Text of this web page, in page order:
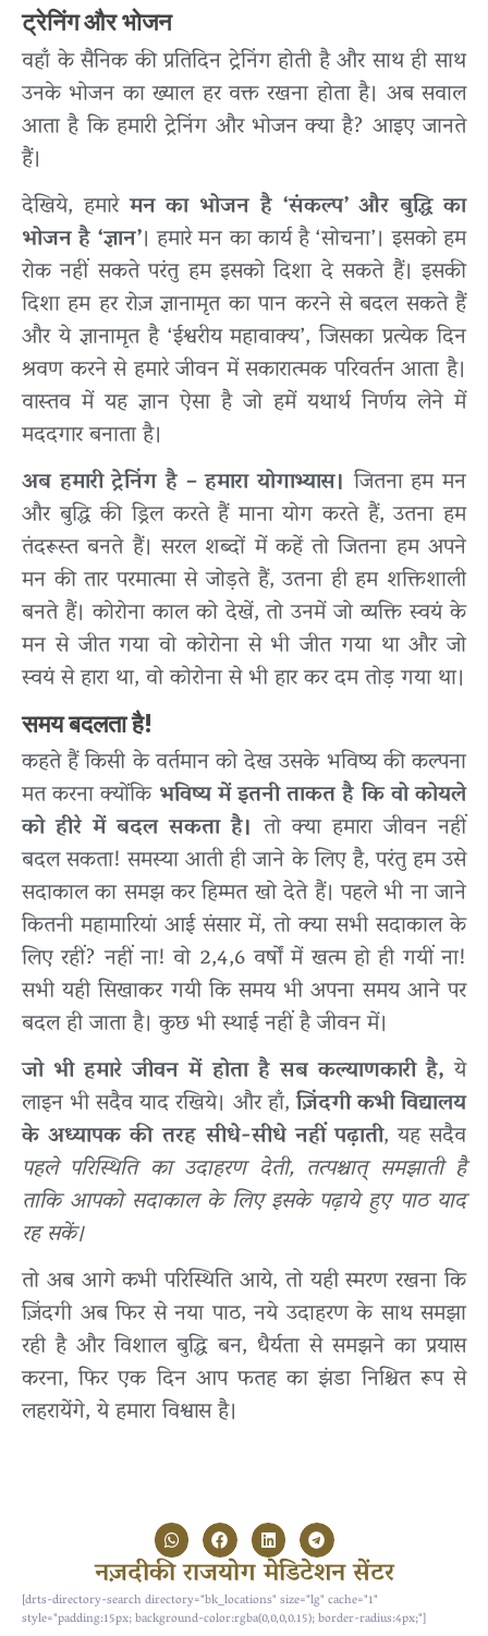
ट्रेनिंग और भोजन
वहाँ के सैनिक की प्रतिदिन ट्रेनिंग होती है और साथ ही साथ
उनके भोजन का ख्याल हर वक्त रखना होता है। अब सवाल
आता है कि हमारी ट्रेनिंग और भोजन क्या है? आइए जानते
हैं।
देखिये, हमारेमन का भोजन है ‘संकल्प’ और बुद्धि का
भोजन है ‘ज्ञान’। हमारे मन का कार्य है ‘सोचना’। इसको हम
रोक नहीं सकते परंतु हम इसको दिशा दे सकते हैं। इसकी
दिशा हम हर रोज़ ज्ञानामृत का पान करने से बदल सकते हैं
और ये ज्ञानामृत है ‘ईश्वरीय महावाक्य’, जिसका प्रत्येक दिन
श्रवण करने से हमारे जीवन में सकारात्मक परिवर्तन आता है।
वास्तव में यह ज्ञान ऐसा है जो हमें यथार्थ निर्णय लेने में
मददगार बनाता है।
अब हमारी ट्रेनिंग है – हमारा योगाभ्यास। जितना हम मन
और बुद्धि की ड्रिल करते हैं माना योग करते हैं, उतना हम
तंदरूस्त बनते हैं। सरल शब्दों में कहें तो जितना हम अपने
मन की तार परमात्मा से जोड़ते हैं, उतना ही हम शक्तिशाली
बनते हैं। कोरोना काल को देखें, तो उनमें जो व्यक्ति स्वयं के
मन से जीत गया वो कोरोना से भी जीत गया था और जो
स्वयं से हारा था, वो कोरोना से भी हार कर दम तोड़ गया था।
समय बदलता है!
कहते हैं किसी के वर्तमान को देख उसके भविष्य की कल्पना
मत करना क्योंकिभविष्य में इतनी ताकत है कि वो कोयले
को हीरे में बदल सकता है। तो क्या हमारा जीवन नहीं
बदल सकता! समस्या आती ही जाने के लिए है, परंतु हम उसे
सदाकाल का समझ कर हिम्मत खो देते हैं। पहले भी ना जाने
कितनी महामारियां आई संसार में, तो क्या सभी सदाकाल के
लिए रहीं? नहीं ना! वो 2,4,6 वर्षों में खत्म हो ही गयीं ना!
सभी यही सिखाकर गयी कि समय भी अपना समय आने पर
बदल ही जाता है। कुछ भी स्थाई नहीं है जीवन में।
जो भी हमारे जीवन में होता है सब कल्याणकारी है, ये
लाइन भी सदैव याद रखिये। और हाँ,ज़िंदगी कभी विद्यालय
के अध्यापक की तरह सीधे-सीधे नहीं पढ़ाती, यह सदैव
पहले परिस्थिति का उदाहरण देती, तत्पश्चात् समझाती है
ताकि आपको सदाकाल के लिए इसके पढ़ाये हुए पाठ याद
रह सकें।
तो अब आगे कभी परिस्थिति आये, तो यही स्मरण रखना कि
ज़िंदगी अब फिर से नया पाठ, नये उदाहरण के साथ समझा
रही है और विशाल बुद्धि बन, धैर्यता से समझने का प्रयास
करना, फिर एक दिन आप फतह का झंडा निश्चित रूप से
लहरायेंगे, ये हमारा विश्वास है।
नज़दीकी राजयोग मेडिटेशन सेंटर
[drts-directory-search directory="bk_locations" size="lg" cache="1"
style="padding:15px; background-color:rgba(0,0,0,0.15); border-radius:4px;"]